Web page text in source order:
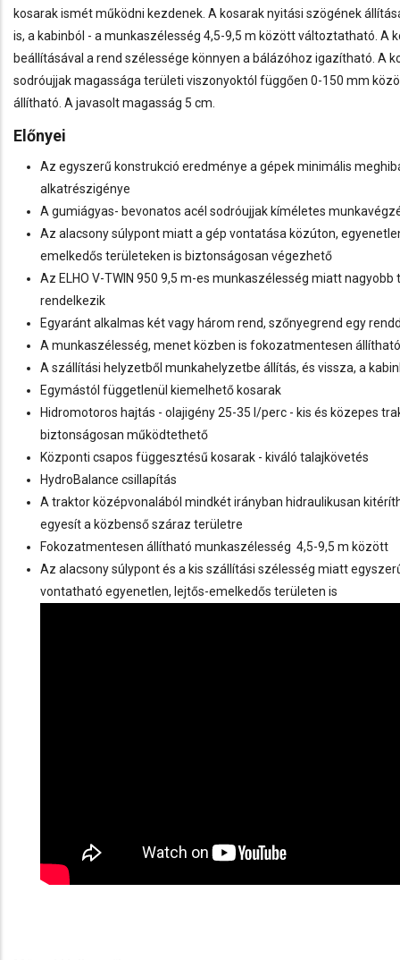
kosarak ismét működni kezdenek. A kosarak nyitási szögének
is, a kabinból - a munkaszélesség 4,5-9,5 m között változtatható. A
beállításával a rend szélessége könnyen a bálázóhoz igazítható. A
sodróujjak magassága területi viszonyoktól függően 0-150 mm
állítható. A javasolt magasság 5 cm.
Előnyei
Az egyszerű konstrukció eredménye a gépek minimális
alkatrészigénye
A gumiágyas- bevonatos acél sodróujjak kíméletes
Az alacsony súlypont miatt a gép vontatása közúton,
emelkedős területeken is biztonságosan végezhető
Az ELHO V-TWIN 950 9,5 m-es munkaszélesség miatt
rendelkezik
Egyaránt alkalmas két vagy három rend, szőnyegrend egy
A munkaszélesség, menet közben is fokozatmentesen
A szállítási helyzetből munkahelyzetbe állítás, és vissza, a
Egymástól függetlenül kiemelhető kosarak
Hidromotoros hajtás - olajigény 25-35 l/perc - kis és közepes
biztonságosan működtethető
Központi csapos függesztésű kosarak - kiváló talajkövetés
HydroBalance csillapítás
A traktor középvonalából mindkét irányban hidraulikusan
egyesít a közbenső száraz területre
Fokozatmentesen állítható munkaszélesség 4,5-9,5 m között
Az alacsony súlypont és a kis szállítási szélesség miatt
vontatható egyenetlen, lejtős-emelkedős területen is